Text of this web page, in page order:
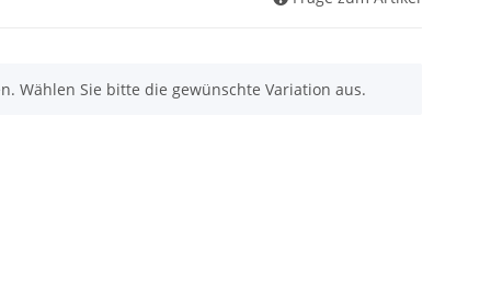
Wählen Sie bitte die gewünschte Variation aus.